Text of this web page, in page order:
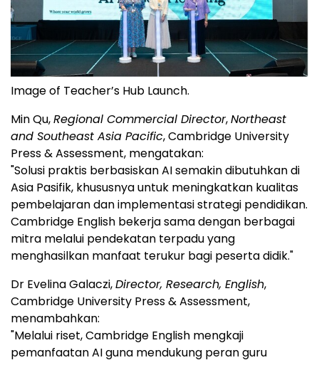
Image of Teacher’s Hub Launch.
Min Qu,Regional Commercial Director,Northeast
and Southeast Asia Pacific, Cambridge University
Press & Assessment, mengatakan:
"Solusi praktis berbasiskan AI semakin dibutuhkan di
Asia Pasifik, khususnya untuk meningkatkan kualitas
pembelajaran dan implementasi strategi pendidikan.
Cambridge English bekerja sama dengan berbagai
mitra melalui pendekatan terpadu yang
menghasilkan manfaat terukur bagi peserta didik."
Dr Evelina Galaczi,Director, Research, English,
Cambridge University Press & Assessment,
menambahkan:
"Melalui riset, Cambridge English mengkaji
pemanfaatan AI guna mendukung peran guru